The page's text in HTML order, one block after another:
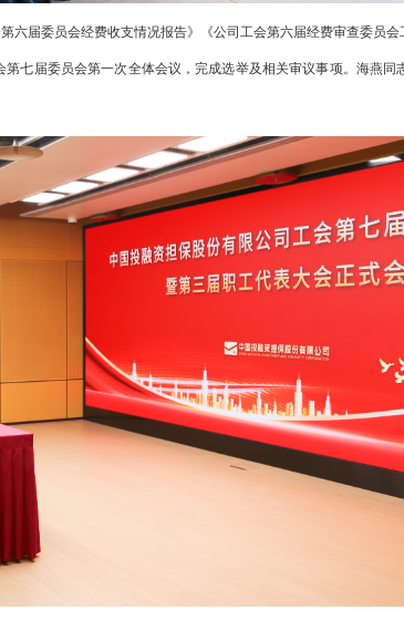
届委员会经费收支情况报告》《公司工会第六届经费审查委员
七届委员会第一次全体会议，完成选举及相关审议事项。海燕